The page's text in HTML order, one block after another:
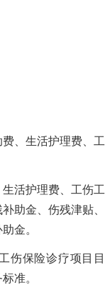
、生活护理费、工
活护理费、工伤工
助金、伤残津贴、
金。
伤保险诊疗项目目
准。